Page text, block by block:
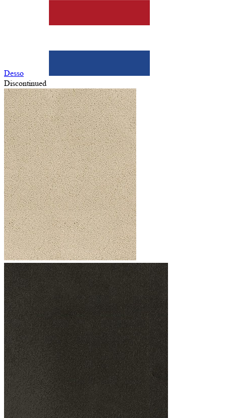
Desso
Discontinued